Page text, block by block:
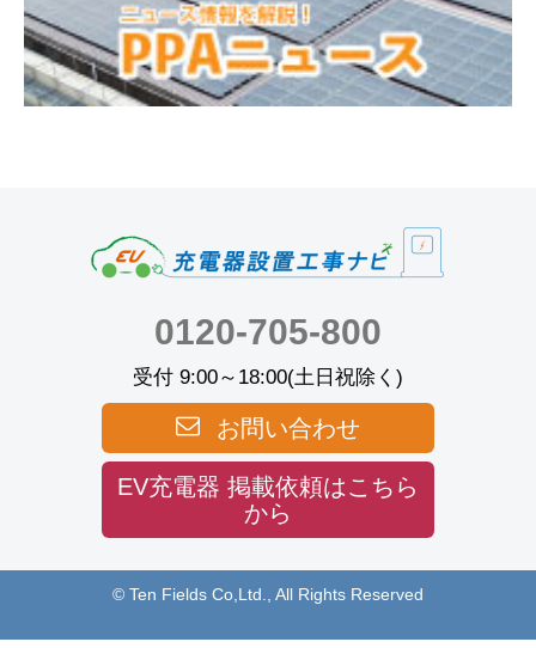
0120-705-800
受付 9:00～18:00(土日祝除く)
お問い合わせ
EV充電器 掲載依頼はこちら
から
© Ten Fields Co,Ltd., All Rights Reserved